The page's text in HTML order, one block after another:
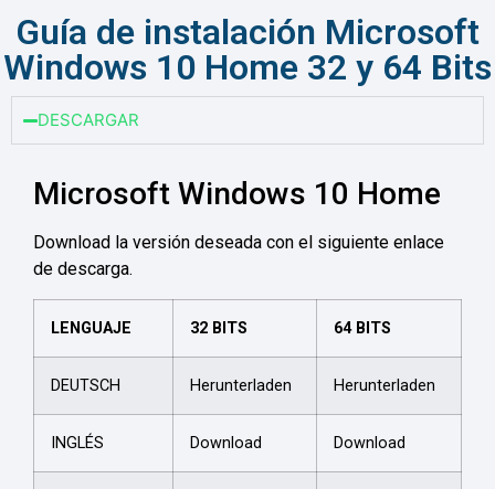
Guía de instalación Microsoft
Windows 10 Home 32 y 64 Bits
DESCARGAR
Microsoft Windows 10 Home
Download la versión deseada con el siguiente enlace
de descarga.
LENGUAJE 32 BITS 64 BITS
DEUTSCH Herunterladen Herunterladen
INGLÉS Download Download